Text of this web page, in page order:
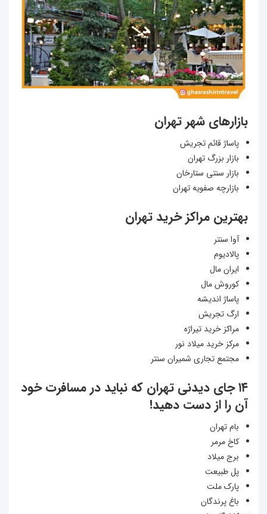
بازارهای شهر تهران
پاساژ قائم تجریش
بازار بزرگ تهران
بازار سنتی ستارخان
بازارچه صفویه تهران
بهترین مراکز خرید تهران
آوا سنتر
پالادیوم
ایران مال
کوروش مال
پاساژ اندیشه
ارگ تجریش
مراکز خرید تیراژه
مرکز خرید میلاد نور
مجتمع تجاری شمیران سنتر
۱۴ جای دیدنی تهران که نباید در مسافرت خود
آن را از دست دهید!
بام تهران
کاخ مرمر
برج میلاد
پل طبیعت
پارک ملت
باغ پرندگان